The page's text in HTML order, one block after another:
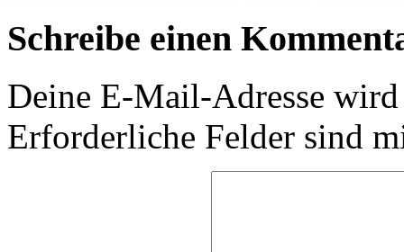
Schreibe einen
Deine E-Mail-Adresse
Erforderliche Felder sind